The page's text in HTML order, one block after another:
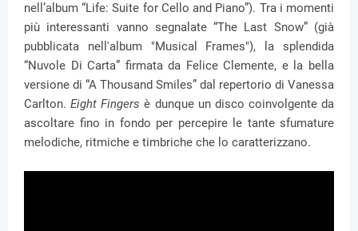
nell’album “Life: Suite for Cello and Piano”). Tra i momenti
più interessanti vanno segnalate “The Last Snow” (già
pubblicata nell'album "Musical Frames"), la splendida
“Nuvole Di Carta” firmata da Felice Clemente, e la bella
versione di “A Thousand Smiles” dal repertorio di Vanessa
Carlton.Eight Fingers è dunque un disco coinvolgente da
ascoltare fino in fondo per percepire le tante sfumature
melodiche, ritmiche e timbriche che lo caratterizzano.